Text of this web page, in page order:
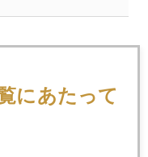
２７０ドル
にあたって